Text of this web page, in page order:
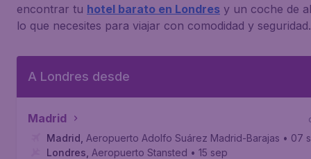
encontrar tu hotel barato en Londres y un coche de
lo que necesites para viajar con comodidad y seguridad.
A Londres desde
Madrid
Madrid Aeropuerto Adolfo Suárez Madrid-Barajas • 07
Londres Aeropuerto Stansted • 15 sep